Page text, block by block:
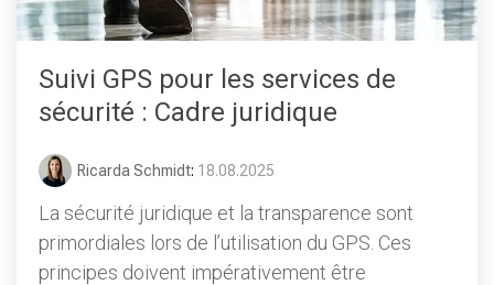
Suivi GPS pour les services de
sécurité : Cadre juridique
Ricarda Schmidt: 18.08.2025
La sécurité juridique et la transparence sont
primordiales lors de l’utilisation du GPS. Ces
principes doivent impérativement être